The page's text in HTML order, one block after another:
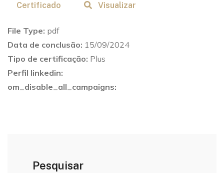
Certificado Visualizar
File Type: pdf
Data de conclusão: 15/09/2024
Tipo de certificação: Plus
Perfil linkedin:
om_disable_all_campaigns:
Pesquisar